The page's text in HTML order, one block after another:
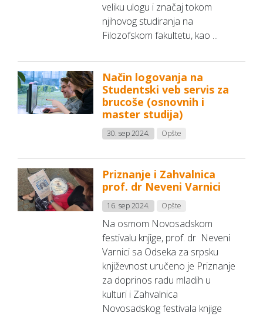
veliku ulogu i značaj tokom
njihovog studiranja na
Filozofskom fakultetu, kao ...
Način logovanja na
Studentski veb servis za
brucoše (osnovnih i
master studija)
30. sep 2024. Opšte
Priznanje i Zahvalnica
prof. dr Neveni Varnici
16. sep 2024. Opšte
Na osmom Novosadskom
festivalu knjige, prof. dr Neveni
Varnici sa Odseka za srpsku
književnost uručeno je Priznanje
za doprinos radu mladih u
kulturi i Zahvalnica
Novosadskog festivala knjige